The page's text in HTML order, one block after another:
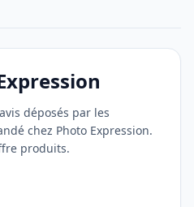
déposés par les
chez Photo Expression.
produits.